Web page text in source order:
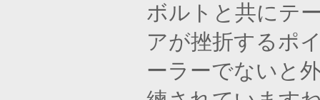
ボルトと共にテ
アが挫折するポ
ーラーでないと